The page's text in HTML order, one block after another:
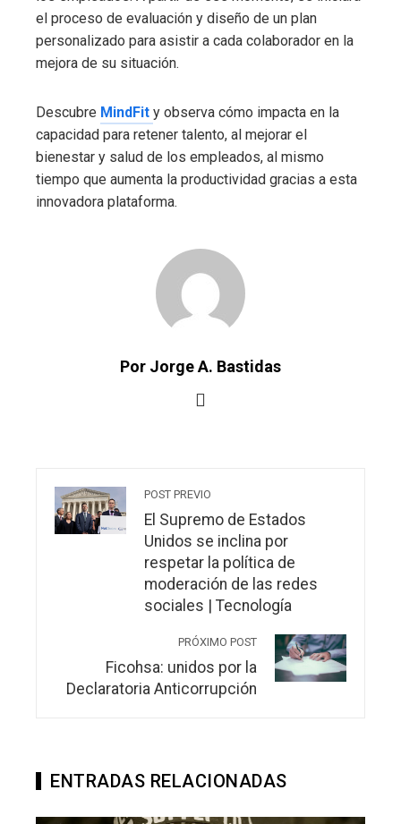
el proceso de evaluación y diseño de un plan
personalizado para asistir a cada colaborador en la
mejora de su situación.
Descubre MindFit y observa cómo impacta en la
capacidad para retener talento, al mejorar el
bienestar y salud de los empleados, al mismo
tiempo que aumenta la productividad gracias a esta
innovadora plataforma.
Por Jorge A. Bastidas
POST PREVIO
El Supremo de Estados
Unidos se inclina por
respetar la política de
moderación de las redes
sociales | Tecnología
PRÓXIMO POST
Ficohsa: unidos por la
Declaratoria Anticorrupción
ENTRADAS RELACIONADAS